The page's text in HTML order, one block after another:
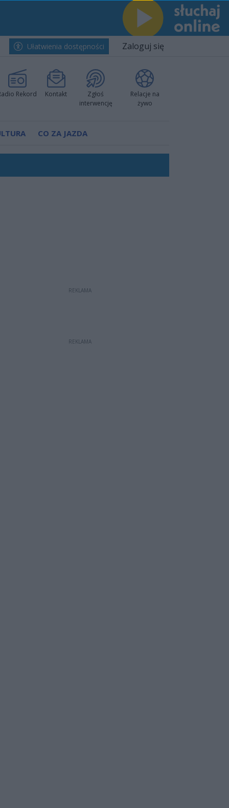
Ułatwienia dostępności Zaloguj się
Rekord Kontakt
Zgłoś
interwencję
Relacje na
żywo
CO ZA JAZDA
REKLAMA
REKLAMA